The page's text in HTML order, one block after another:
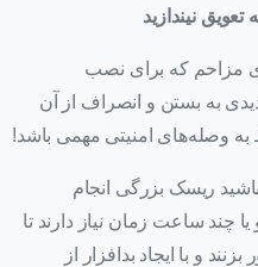
نیندازید
مزاحم که برای نصب
به بستن و انصراف از آن
به وصله‌های امنیتی مهمی باشد!
ریسک بزرگی انجام
چند ساعت زمان نیاز دارند تا
و با ایجاد بدافزار از